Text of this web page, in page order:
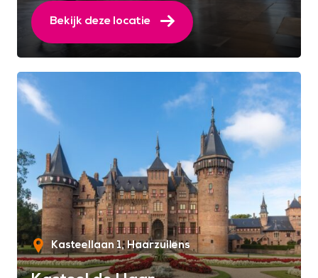
Bekijk deze locatie
Kasteellaan 1 Haarzuilens